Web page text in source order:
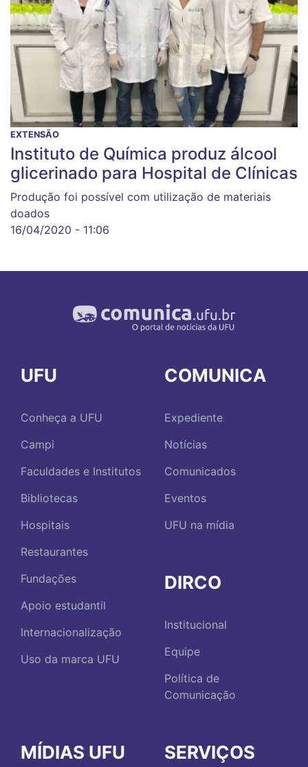
EXTENSÃO
Instituto de Química produz álcool
glicerinado para Hospital de Clínicas
Produção foi possível com utilização de materiais
doados
16/04/2020 - 11:06
UFU
Conheça a UFU
Campi
Faculdades e Institutos
Bibliotecas
Hospitais
Restaurantes
Fundações
Apoio estudantil
Internacionalização
Uso da marca UFU
COMUNICA
Expediente
Notícias
Comunicados
Eventos
UFU na mídia
DIRCO
Institucional
Equipe
Política de
Comunicação
MÍDIAS UFU SERVIÇOS